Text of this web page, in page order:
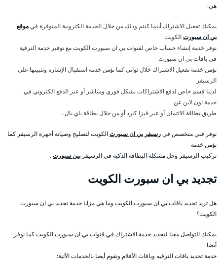
هي:
يمكنك تفعيل الاشتراك أينما كنتم وذلك من خلال الخدمة الكترونية المتوفرة فيموقع
بي ان سبورتالكويت
نوفر خدمة إنشاء حساب خاص لقنوات بي ان سبورت الكويت مع توفير خدمة الترقية
في باقات بي ان سبورت
نؤمن خدمة تفعيل الاشتراك خلال ثواني كما نؤمن خدمة استقبال الإشارة وتثبيتها على
الرسيفر
لدينا قسم خاص لدفع الاشتراكات بشكل فوري ومباشر أو عبر الدفع الكتروني في
خدمة اون لاين عن
طريق بطاقة الائتمان أو عبر فيزا كارد أو من خلال بطاقة باي بال .
نوفر فني متخصص فيرسيفر بي ان سبورتالكويت لتصليح وصيانة أجهزة الرسيفر كما
نؤمن خدمة
تركيب الرسيفر وحل مشكلة البطاقة الذكية في الرسيفر بين سبورت.
تجديد بي ان سبورت الكويت
هل تريد تجديد باقات بي ان سبورت الكويت وما هي مزايا خدمة تجديد بي ان سبورت
الكويت؟
يمكنك التواصل معنا لتجديد خدمة الاشتراك في قنوات بي ان سبورت الكويت كما نوفر
أيضا
خدمة تجديد باقات الترفيه وباقات الأفلام ونقوم أيضا بالخدمات الآتية: